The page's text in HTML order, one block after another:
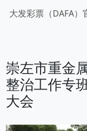
大发彩票（DAFA
崇左市重金
整治工作专
大会